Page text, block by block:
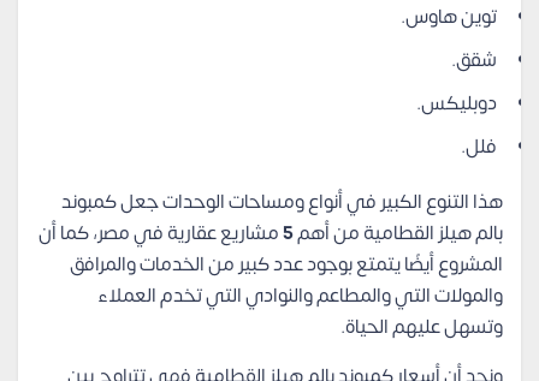
توين هاوس.
شقق.
دوبليكس.
فلل.
هذا التنوع الكبير في أنواع ومساحات الوحدات جعل كمبوند
بالم هيلز القطامية من أهم5مشاريع عقارية في مصر، كما أن
المشروع أيضًا يتمتع بوجود عدد كبير من الخدمات والمرافق
والمولات التي والمطاعم والنوادي التي تخدم العملاء
وتسهل عليهم الحياة.